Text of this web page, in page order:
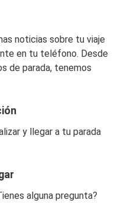
noticias sobre tu viaje
en tu teléfono. Desde
de parada, tenemos
y llegar a tu parada
alguna pregunta?